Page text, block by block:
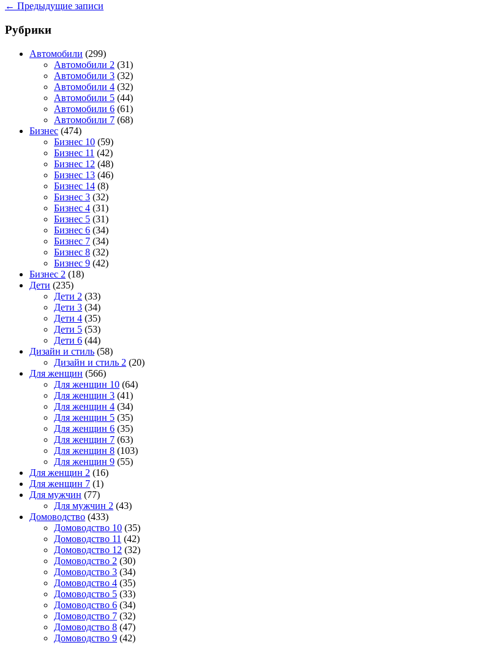
← Предыдущие записи
Рубрики
Автомобили (299)
Автомобили 2 (31)
Автомобили 3 (32)
Автомобили 4 (32)
Автомобили 5 (44)
Автомобили 6 (61)
Автомобили 7 (68)
Бизнес (474)
Бизнес 10 (59)
Бизнес 11 (42)
Бизнес 12 (48)
Бизнес 13 (46)
Бизнес 14 (8)
Бизнес 3 (32)
Бизнес 4 (31)
Бизнес 5 (31)
Бизнес 6 (34)
Бизнес 7 (34)
Бизнес 8 (32)
Бизнес 9 (42)
Бизнес 2 (18)
Дети (235)
Дети 2 (33)
Дети 3 (34)
Дети 4 (35)
Дети 5 (53)
Дети 6 (44)
Дизайн и стиль (58)
Дизайн и стиль 2 (20)
Для женщин (566)
Для женщин 10 (64)
Для женщин 3 (41)
Для женщин 4 (34)
Для женщин 5 (35)
Для женщин 6 (35)
Для женщин 7 (63)
Для женщин 8 (103)
Для женщин 9 (55)
Для женщин 2 (16)
Для женщин 7 (1)
Для мужчин (77)
Для мужчин 2 (43)
Домоводство (433)
Домоводство 10 (35)
Домоводство 11 (42)
Домоводство 12 (32)
Домоводство 2 (30)
Домоводство 3 (34)
Домоводство 4 (35)
Домоводство 5 (33)
Домоводство 6 (34)
Домоводство 7 (32)
Домоводство 8 (47)
Домоводство 9 (42)